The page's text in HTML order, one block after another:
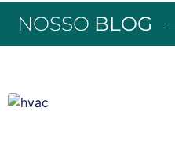
NOSSO BLOG